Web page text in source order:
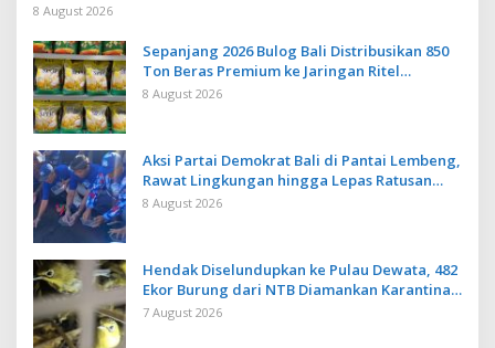
Baku Baru
8 August 2026
Sepanjang 2026 Bulog Bali Distribusikan 850
Ton Beras Premium ke Jaringan Ritel
Moderen
8 August 2026
Aksi Partai Demokrat Bali di Pantai Lembeng,
Rawat Lingkungan hingga Lepas Ratusan
Tukik Bedawang Nala
8 August 2026
Hendak Diselundupkan ke Pulau Dewata, 482
Ekor Burung dari NTB Diamankan Karantina
Bali
7 August 2026